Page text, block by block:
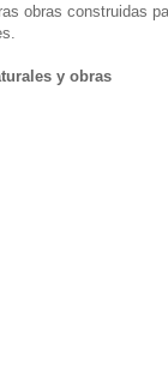
obras construidas
y obras